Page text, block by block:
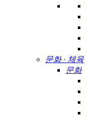
문화 · 체육
문화